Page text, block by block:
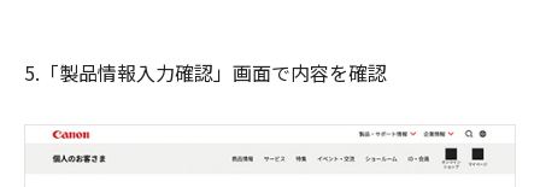
5.「製品情報入力確認」画面で内容を確認